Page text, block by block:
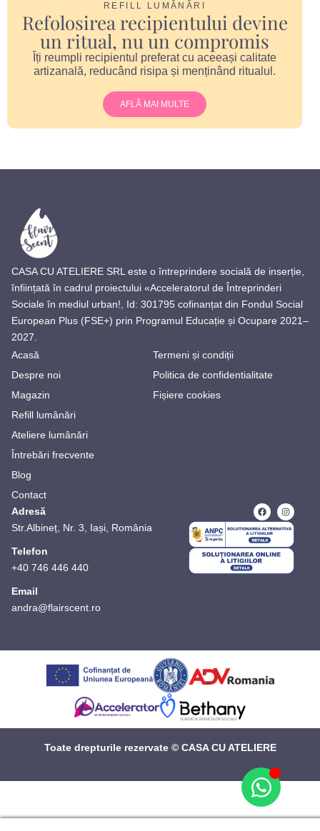
REFILL LUMÂNĂRI
Refolosirea recipientului devine
un ritual, nu un compromis
Îți reumpli recipientul preferat cu aceeași calitate
artizanală, reducând risipa și menținând ritualul.
AFLĂ MAI MULTE
CASA CU ATELIERE SRL este o întreprindere socială de inserție,
înființată în cadrul proiectului «Acceleratorul de Întreprinderi
Sociale în mediul urban!, Id: 301795 cofinanțat din Fondul Social
European Plus (FSE+) prin Programul Educație și Ocupare 2021–
2027.
Acasă
Despre noi
Magazin
Refill lumânări
Ateliere lumânări
Întrebări frecvente
Blog
Contact
Termeni și condiții
Politica de confidentialitate
Fișiere cookies
Adresă
Str.Albineț, Nr. 3, Iași, România
Telefon
+40 746 446 440
Email
andra@flairscent.ro
Toate drepturile rezervate © CASA CU ATELIERE